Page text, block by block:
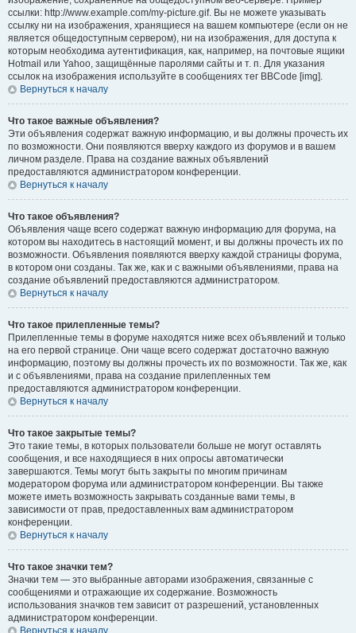
ссылки: http://www.example.com/my-picture.gif. Вы не можете указывать
ссылку ни на изображения, хранящиеся на вашем компьютере (если он не
является общедоступным сервером), ни на изображения, для доступа к
которым необходима аутентификация, как, например, на почтовые ящики
Hotmail или Yahoo, защищённые паролями сайты и т. п. Для указания
ссылок на изображения используйте в сообщениях тег BBCode [img].
Вернуться к началу
Что такое важные объявления?
Эти объявления содержат важную информацию, и вы должны прочесть их
по возможности. Они появляются вверху каждого из форумов и в вашем
личном разделе. Права на создание важных объявлений
предоставляются администратором конференции.
Вернуться к началу
Что такое объявления?
Объявления чаще всего содержат важную информацию для форума, на
котором вы находитесь в настоящий момент, и вы должны прочесть их по
возможности. Объявления появляются вверху каждой страницы форума,
в котором они созданы. Так же, как и с важными объявлениями, права на
создание объявлений предоставляются администратором.
Вернуться к началу
Что такое прилепленные темы?
Прилепленные темы в форуме находятся ниже всех объявлений и только
на его первой странице. Они чаще всего содержат достаточно важную
информацию, поэтому вы должны прочесть их по возможности. Так же, как
и с объявлениями, права на создание прилепленных тем
предоставляются администратором конференции.
Вернуться к началу
Что такое закрытые темы?
Это такие темы, в которых пользователи больше не могут оставлять
сообщения, и все находящиеся в них опросы автоматически
завершаются. Темы могут быть закрыты по многим причинам
модератором форума или администратором конференции. Вы также
можете иметь возможность закрывать созданные вами темы, в
зависимости от прав, предоставленных вам администратором
конференции.
Вернуться к началу
Что такое значки тем?
Значки тем — это выбранные авторами изображения, связанные с
сообщениями и отражающие их содержание. Возможность
использования значков тем зависит от разрешений, установленных
администратором конференции.
Вернуться к началу